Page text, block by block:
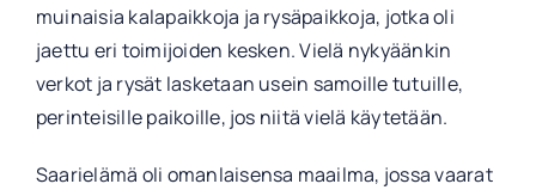
muinaisia kalapaikkoja ja rysäpaikkoja, jotka oli
jaettu eri toimijoiden kesken. Vielä nykyäänkin
verkot ja rysät lasketaan usein samoille tutuille,
perinteisille paikoille, jos niitä vielä käytetään.
Saarielämä oli omanlaisensa maailma, jossa vaarat